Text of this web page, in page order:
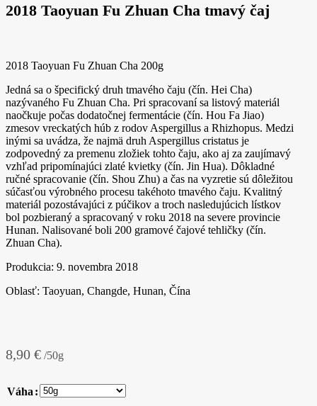
2018 Taoyuan Fu Zhuan Cha tmavý čaj
2018 Taoyuan Fu Zhuan Cha 200g
Jedná sa o špecifický druh tmavého čaju (čín. Hei Cha)
nazývaného Fu Zhuan Cha. Pri spracovaní sa listový materiál
naočkuje počas dodatočnej fermentácie (čín. Hou Fa Jiao)
zmesov vreckatých húb z rodov Aspergillus a Rhizhopus. Medzi
inými sa uvádza, že najmä druh Aspergillus cristatus je
zodpovedný za premenu zložiek tohto čaju, ako aj za zaujímavý
vzhľad pripomínajúci zlaté kvietky (čín. Jin Hua). Dôkladné
ručné spracovanie (čín. Shou Zhu) a čas na vyzretie sú dôležitou
súčasťou výrobného procesu takéhoto tmavého čaju. Kvalitný
materiál pozostávajúci z púčikov a troch nasledujúcich lístkov
bol pozbieraný a spracovaný v roku 2018 na severe provincie
Hunan. Nalisované boli 200 gramové čajové tehličky (čín.
Zhuan Cha).
Produkcia: 9. novembra 2018
Oblasť: Taoyuan, Changde, Hunan, Čína
8,90 € /50g
Váha